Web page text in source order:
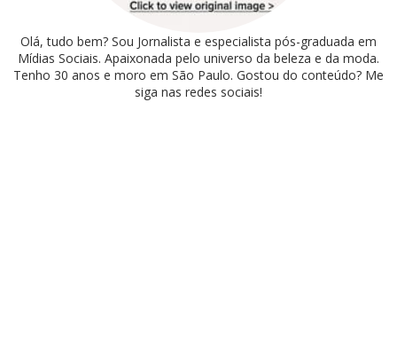
Olá, tudo bem? Sou Jornalista e especialista pós-graduada em
Mídias Sociais. Apaixonada pelo universo da beleza e da moda.
Tenho 30 anos e moro em São Paulo. Gostou do conteúdo? Me
siga nas redes sociais!